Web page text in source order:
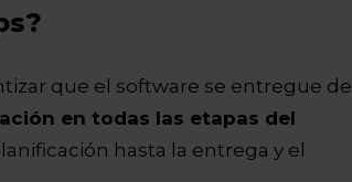
que el software se entregue de
en todas las etapas del
hasta la entrega y el